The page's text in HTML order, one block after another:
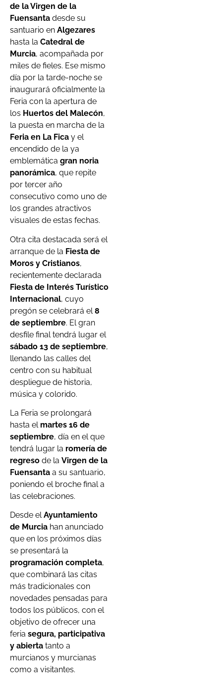
de la Virgen de la
Fuensanta desde su
santuario en Algezares
hasta la Catedral de
Murcia, acompañada por
miles de fieles. Ese mismo
día por la tarde-noche se
inaugurará oficialmente la
Feria con la apertura de
los Huertos del Malecón,
la puesta en marcha de la
Feria en La Fica y el
encendido de la ya
emblemática gran noria
panorámica, que repite
por tercer año
consecutivo como uno de
los grandes atractivos
visuales de estas fechas.
Otra cita destacada será el
arranque de la Fiesta de
Moros y Cristianos,
recientemente declarada
Fiesta de Interés Turístico
Internacional, cuyo
pregón se celebrará el 8
de septiembre. El gran
desfile final tendrá lugar el
sábado 13 de septiembre,
llenando las calles del
centro con su habitual
despliegue de historia,
música y colorido.
La Feria se prolongará
hasta el martes 16 de
septiembre, día en el que
tendrá lugar la romería de
regreso de la Virgen de la
Fuensanta a su santuario,
poniendo el broche final a
las celebraciones.
Desde elAyuntamiento
de Murcia han anunciado
que en los próximos días
se presentará la
programación completa,
que combinará las citas
más tradicionales con
novedades pensadas para
todos los públicos, con el
objetivo de ofrecer una
feria segura, participativa
y abierta tanto a
murcianos y murcianas
como a visitantes.